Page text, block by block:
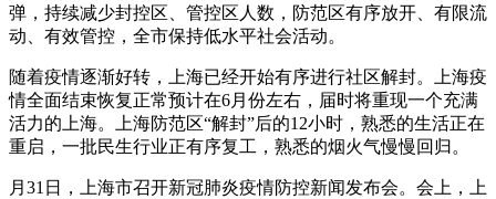
弹，持续减少封控区、管控区人数，防范区有序放开、有限流
动、有效管控，全市保持低水平社会活动。
随着疫情逐渐好转，上海已经开始有序进行社区解封。上海疫
情全面结束恢复正常预计在6月份左右，届时将重现一个充满
活力的上海。上海防范区“解封”后的12小时，熟悉的生活正在
重启，一批民生行业正有序复工，熟悉的烟火气慢慢回归。
月31日，上海市召开新冠肺炎疫情防控新闻发布会。会上，上